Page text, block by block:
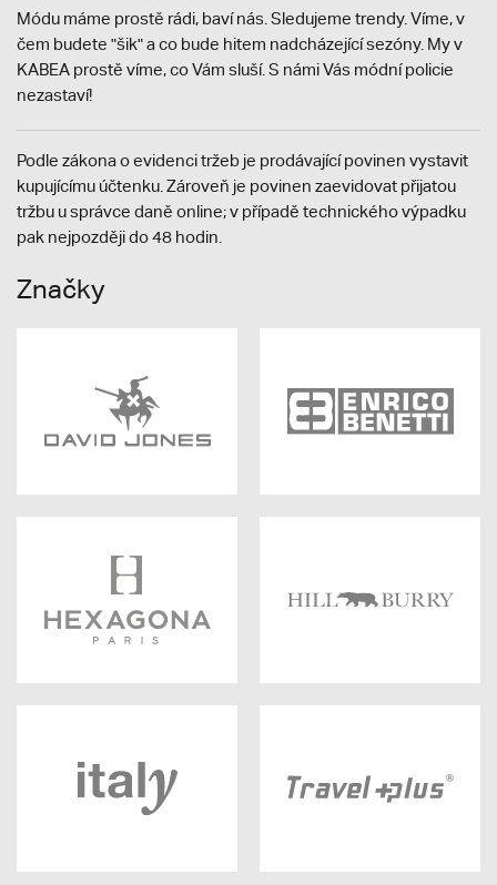
Módu máme prostě rádi, baví nás. Sledujeme trendy. Víme, v
čem budete "šik" a co bude hitem nadcházející sezóny. My v
KABEA prostě víme, co Vám sluší. S námi Vás módní policie
nezastaví!
Podle zákona o evidenci tržeb je prodávající povinen vystavit
kupujícímu účtenku. Zároveň je povinen zaevidovat přijatou
tržbu u správce daně online; v případě technického výpadku
pak nejpozději do 48 hodin.
Značky